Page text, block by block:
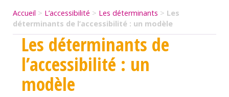
Accueil > L’accessibilité > Les déterminants > Les
déterminants de l’accessibilité : un modèle
Les déterminants de
l’accessibilité : un
modèle